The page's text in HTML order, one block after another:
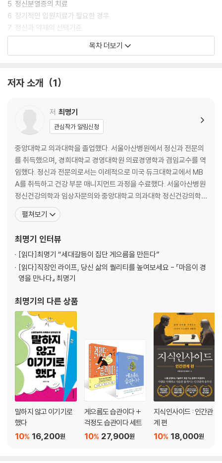
5. 정신분열증의 치료
6. 장기적인 입원치료가 필요한 경우
7. 정신과 약제의 선택기준
8. 정신분열증 치료 약제의 부작용
9. 투약을 거부하는 환자들을 설득하는 요령
12. 정신분열증 환자를 대하는 올바른 태도
부록 1 - 약품 정보실
부록 2 - 장애인 등록 절차 및 의료보호 대상자 안내
참고문헌
목차 더보기
저자 소개 1
저 최명기
관심작가 알림신청
중앙대학교 의과대학을 졸업했다. 서울아산병원에서 정신과 전문의
를 취득했으며, 경희대학교 경영대학원 의료경영학과 겸임교수를 역
임했다. 정신과 전문의로서는 이례적으로 미국 듀크대학교에서 MB
A를 취득하고 건강 부문 매니지먼트 과정을 수료했다. 서울아산병원
정신건강의학과 임상자문의와 중앙대학교 의과대학 정신건강의학
교실 외래교수며, 현재 최명기정신건강의학과 원장과 청담하버드심
리센터 연구소장으로 활동하고 있다. 언제나 대중에게 적극적으로 정
〈그것이 알고 싶다〉〈동상이몽 2〉 등 다양한 방송 프로그램에 출연해
펼쳐보기
최명기 인터뷰
[읽다]최명기 “세대갈등이 집단 게으름을 만든다”
[읽다]직장인 라이프, 당신 삶의 퀄리티를 높여보세요 - 『마음이 경
영을 만나다』 최명기
최명기 의 다른 상품
말하지 않고 이기기로
했다
16,200원
10%
게으름도 습관이다 +
걱정도 습관이다 세트
27,900원
10%
지식인사이드 : 인간관
계 편
18,000원
10%